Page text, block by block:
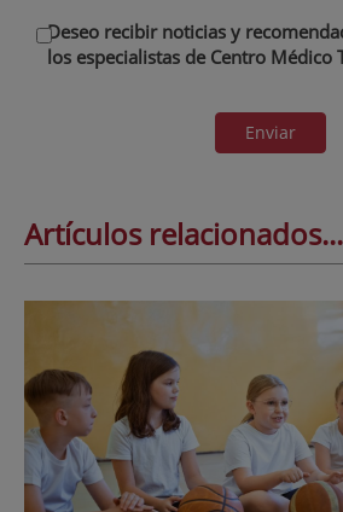
Deseo recibir noticias y
los especialistas de Centro Médico
Enviar
Artículos relacionados...